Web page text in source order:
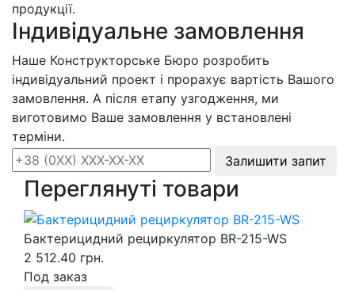
продукції.
Індивідуальне замовлення
Наше Конструкторське Бюро розробить
індивідуальний проект і прорахує вартість Вашого
замовлення. А після етапу узгодження, ми
виготовимо Ваше замовлення у встановлені
терміни.
Залишити запит
Переглянуті товари
Бактерицидний рециркулятор BR-215-WS
2 512.40 грн.
Под заказ